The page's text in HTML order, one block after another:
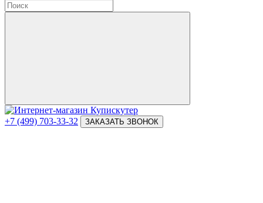
+7 (499) 703-33-32 ЗАКАЗАТЬ ЗВОНОК